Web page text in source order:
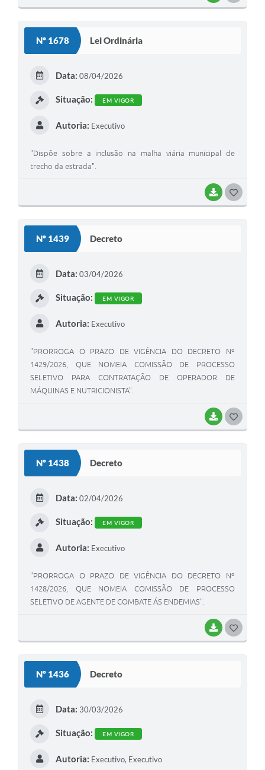
providências".
Nº 1678 Lei Ordinária
BAIXAR
Data: 08/04/2026
Situação: EM VIGOR
Autoria: Executivo
"Dispõe sobre a inclusão na malha viária municipal de
trecho da estrada".
Nº 1439 Decreto
BAIXAR
Data: 03/04/2026
Situação: EM VIGOR
Autoria: Executivo
"PRORROGA O PRAZO DE VIGÊNCIA DO DECRETO Nº
1429/2026, QUE NOMEIA COMISSÃO DE PROCESSO
SELETIVO PARA CONTRATAÇÃO DE OPERADOR DE
MÁQUINAS E NUTRICIONISTA".
Nº 1438 Decreto
BAIXAR
Data: 02/04/2026
Situação: EM VIGOR
Autoria: Executivo
"PRORROGA O PRAZO DE VIGÊNCIA DO DECRETO Nº
1428/2026, QUE NOMEIA COMISSÃO DE PROCESSO
SELETIVO DE AGENTE DE COMBATE ÁS ENDEMIAS".
Nº 1436 Decreto
Data: 30/03/2026
Situação: EM VIGOR
Autoria: Executivo, Executivo